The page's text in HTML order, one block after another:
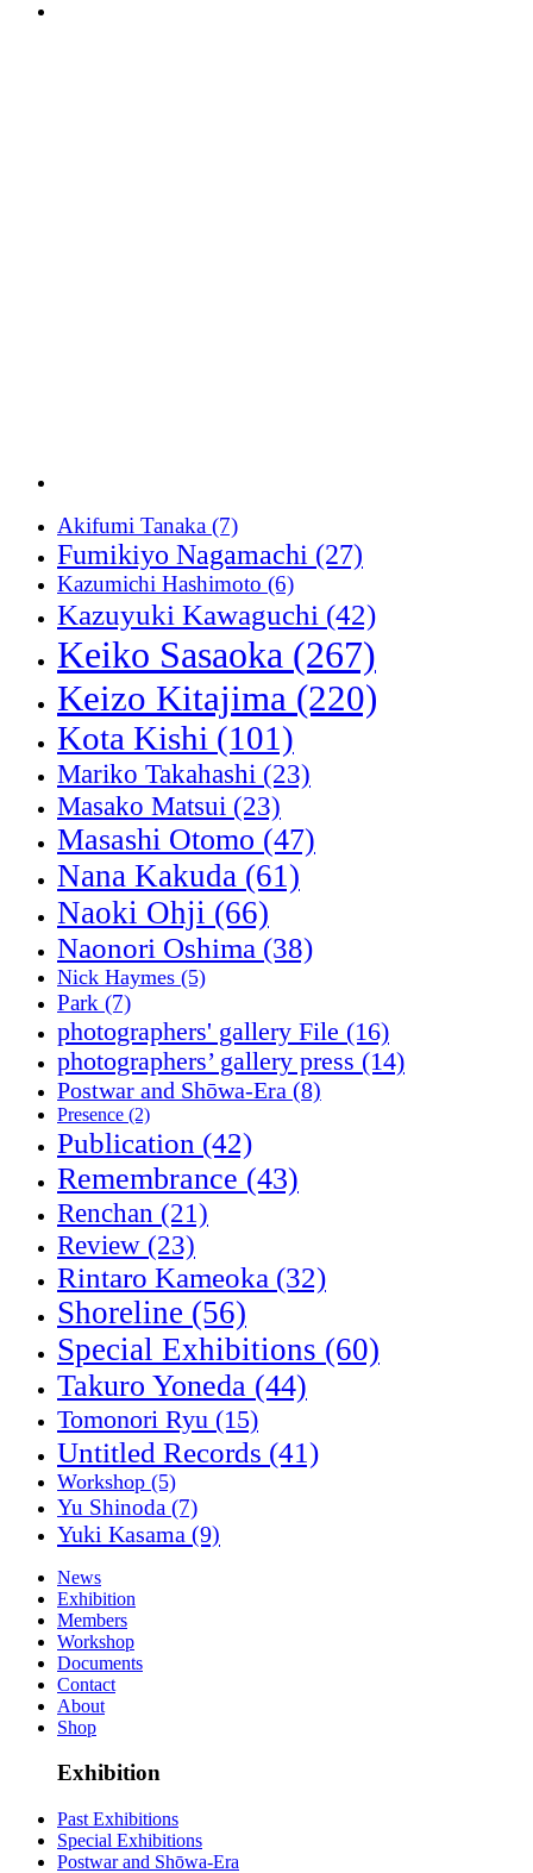
Akifumi Tanaka (7)
Fumikiyo Nagamachi (27)
Kazumichi Hashimoto (6)
Kazuyuki Kawaguchi (42)
Keiko Sasaoka (267)
Keizo Kitajima (220)
Kota Kishi (101)
Mariko Takahashi (23)
Masako Matsui (23)
Masashi Otomo (47)
Nana Kakuda (61)
Naoki Ohji (66)
Naonori Oshima (38)
Nick Haymes (5)
Park (7)
photographers' gallery File (16)
photographers’ gallery press (14)
Postwar and Shōwa-Era (8)
Presence (2)
Publication (42)
Remembrance (43)
Renchan (21)
Review (23)
Rintaro Kameoka (32)
Shoreline (56)
Special Exhibitions (60)
Takuro Yoneda (44)
Tomonori Ryu (15)
Untitled Records (41)
Workshop (5)
Yu Shinoda (7)
Yuki Kasama (9)
News
Exhibition
Members
Workshop
Documents
Contact
About
Shop
Exhibition
Past Exhibitions
Special Exhibitions
Postwar and Shōwa-Era